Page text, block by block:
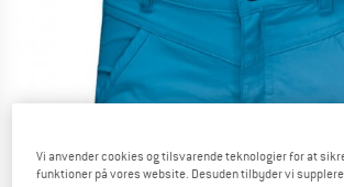
Vi anvender cookies og tilsvarende teknologier for at
funktioner på vores website. Desuden tilbyder vi